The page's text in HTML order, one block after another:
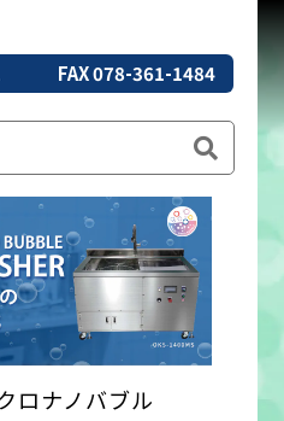
FAX 078-361-1484
ロナノバブル